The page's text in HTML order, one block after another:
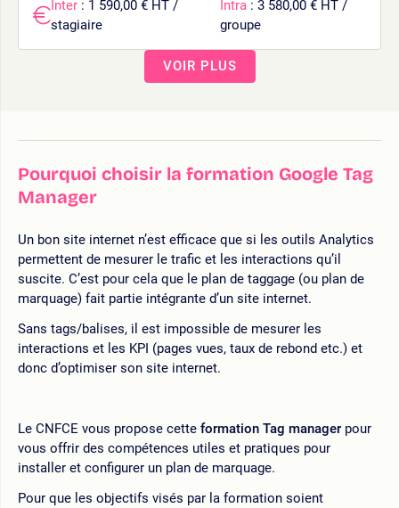
Inter : 1 590,00 € HT /
stagiaire
Intra : 3 580,00 € HT /
groupe
VOIR PLUS
Pourquoi choisir la formation Google Tag
Manager
Un bon site internet n’est efficace que si les outils Analytics
permettent de mesurer le trafic et les interactions qu’il
suscite. C’est pour cela que le plan de taggage (ou plan de
marquage) fait partie intégrante d’un site internet.
Sans tags/balises, il est impossible de mesurer les
interactions et les KPI (pages vues, taux de rebond etc.) et
donc d’optimiser son site internet.
Le CNFCE vous propose cette formation Tag manager pour
vous offrir des compétences utiles et pratiques pour
installer et configurer un plan de marquage.
Pour que les objectifs visés par la formation soient